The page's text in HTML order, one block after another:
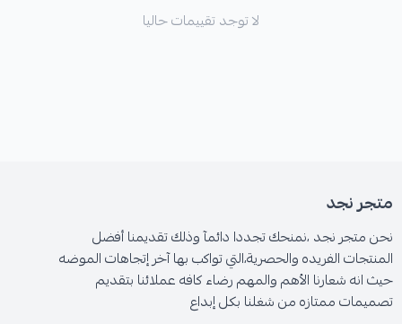
لا توجد تقييمات حاليا
متجر نجد
نحن متجر نجد ،نمنحك تجددا دائمآ وذلك تقديمنا أفضل
المنتجات الفريده والحصرية،التي تواكب بها آخر إتجاهات الموضه
حيث انه شعارنا الأهم والمهم رضاء كافه عملائنا بتقديم
تصميمات ممتازه من شغلنا بكل إبداع